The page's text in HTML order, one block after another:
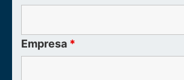
Empresa *